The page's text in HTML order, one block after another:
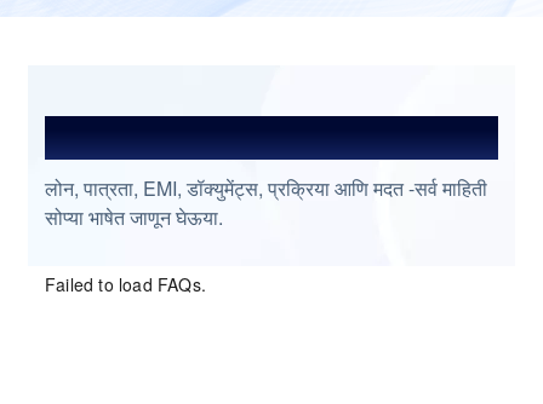
प्रश्नांची उत्तरे शोधा
लोन, पात्रता, EMI, डॉक्युमेंट्स, प्रक्रिया आणि मदत -सर्व माहिती
सोप्या भाषेत जाणून घेऊया.
Failed to load FAQs.